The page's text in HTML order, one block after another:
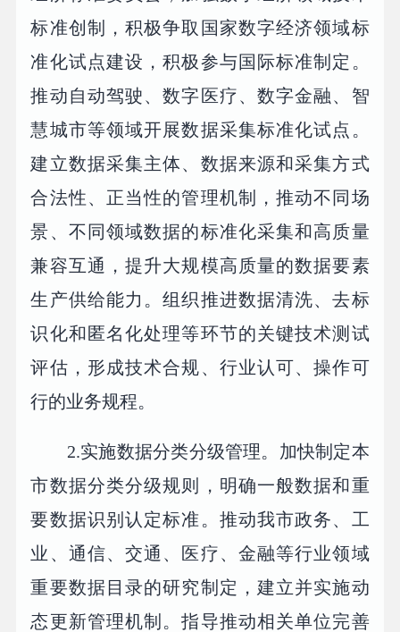
标准创制，积极争取国家数字经济领域标
准化试点建设，积极参与国际标准制定。
推动自动驾驶、数字医疗、数字金融、智
慧城市等领域开展数据采集标准化试点。
建立数据采集主体、数据来源和采集方式
合法性、正当性的管理机制，推动不同场
景、不同领域数据的标准化采集和高质量
兼容互通，提升大规模高质量的数据要素
生产供给能力。组织推进数据清洗、去标
识化和匿名化处理等环节的关键技术测试
评估，形成技术合规、行业认可、操作可
行的业务规程。
2.实施数据分类分级管理。加快制定本
市数据分类分级规则，明确一般数据和重
要数据识别认定标准。推动我市政务、工
业、通信、交通、医疗、金融等行业领域
重要数据目录的研究制定，建立并实施动
态更新管理机制。指导推动相关单位完善